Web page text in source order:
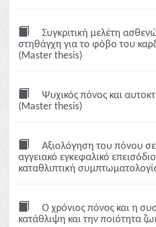
Συγκριτική μελέτη
στηθάγχη για το φόβο του
(Master thesis)
Ψυχικός πόνος και
(Master thesis)
Αξιολόγηση του πόνου
αγγειακό εγκεφαλικό
καταθλιπτική
Ο χρόνιος πόνος και η
κατάθλιψη και την ποιότητα